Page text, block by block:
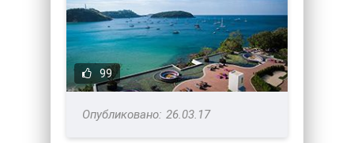
99
26.03.17